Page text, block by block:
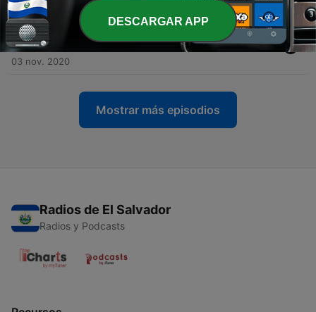
10 nov. 2020
56 - 1x06 Esther González, Rodrigo Fáez, Amalia Fra,
Begoña Villarrubia
03 nov. 2020
Mostrar más episodios
Radios de El Salvador
Radios y Podcasts
DESCARGAR APP